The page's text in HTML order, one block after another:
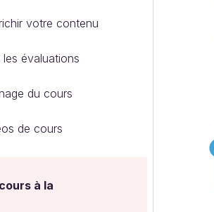
votre contenu
évaluations
du cours
de cours
à la